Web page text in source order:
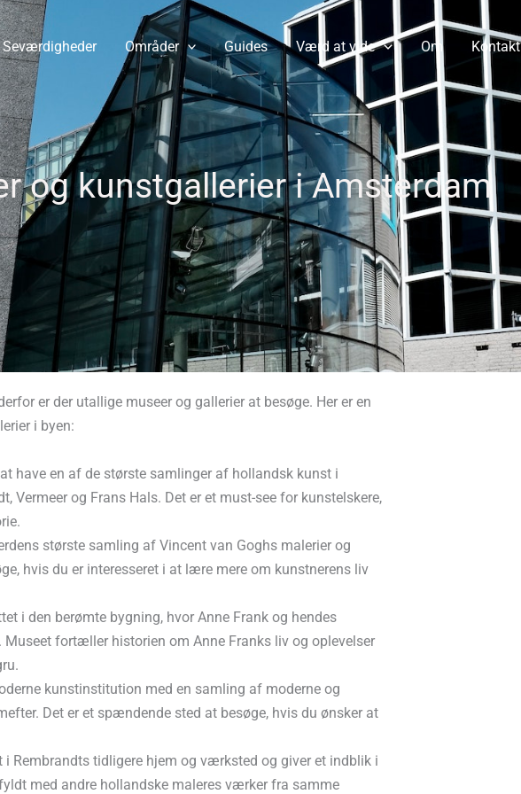
Seværdigheder Områder Guides Værd at vide Om Kontakt
og kunstgallerier i Amsterdam
er der utallige museer og gallerier at besøge. Her er en
i byen:
have en af de største samlinger af hollandsk kunst i
Vermeer og Frans Hals. Det er et must-see for kunstelskere,
største samling af Vincent van Goghs malerier og
hvis du er interesseret i at lære mere om kunstnerens liv
i den berømte bygning, hvor Anne Frank og hendes
fortæller historien om Anne Franks liv og oplevelser
kunstinstitution med en samling af moderne og
Det er et spændende sted at besøge, hvis du ønsker at
i Rembrandts tidligere hjem og værksted og giver et indblik i
med andre hollandske maleres værker fra samme